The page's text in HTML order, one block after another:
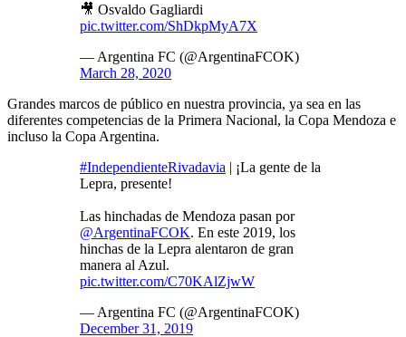
🎥 Osvaldo Gagliardi
pic.twitter.com/ShDkpMyA7X
— Argentina FC (@ArgentinaFCOK)
March 28, 2020
Grandes marcos de público en nuestra provincia, ya sea en las
diferentes competencias de la Primera Nacional, la Copa Mendoza e
incluso la Copa Argentina.
#IndependienteRivadavia | ¡La gente de la
Lepra, presente!
Las hinchadas de Mendoza pasan por
@ArgentinaFCOK. En este 2019, los
hinchas de la Lepra alentaron de gran
manera al Azul.
pic.twitter.com/C70KAlZjwW
— Argentina FC (@ArgentinaFCOK)
December 31, 2019